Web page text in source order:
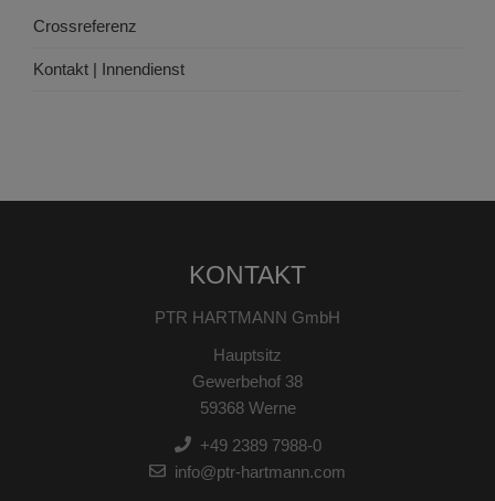
Crossreferenz
Kontakt | Innendienst
KONTAKT
PTR HARTMANN GmbH
Hauptsitz
Gewerbehof 38
59368 Werne
+49 2389 7988-0
info@ptr-hartmann.com